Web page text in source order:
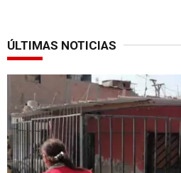
ÚLTIMAS NOTICIAS